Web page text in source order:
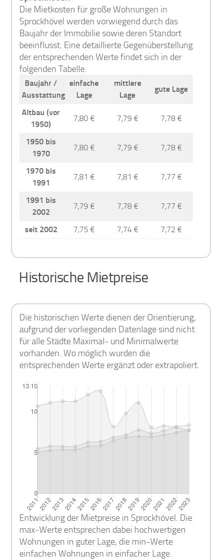
Die Mietkosten für große Wohnungen in
Sprockhövel werden vorwiegend durch das
Baujahr der Immobilie sowie deren Standort
beeinflusst. Eine detaillierte Gegenüberstellung
der entsprechenden Werte findet sich in der
folgenden Tabelle.
Baujahr /
Ausstattung
einfache
Lage
mittlere
Lage
gute Lage
Altbau (vor
1950)
7,80 € 7,79 € 7,78 €
1950 bis
1970
7,80 € 7,79 € 7,78 €
1970 bis
1991
7,81 € 7,81 € 7,77 €
1991 bis
2002
7,79 € 7,78 € 7,77 €
seit 2002 7,75 € 7,74 € 7,72 €
Historische Mietpreise
Die historischen Werte dienen der Orientierung,
aufgrund der vorliegenden Datenlage sind nicht
für alle Städte Maximal- und Minimalwerte
vorhanden. Wo möglich wurden die
entsprechenden Werte ergänzt oder extrapoliert.
Entwicklung der Mietpreise in Sprockhövel. Die
max-Werte entsprechen dabei hochwertigen
Wohnungen in guter Lage, die min-Werte
einfachen Wohnungen in einfacher Lage.